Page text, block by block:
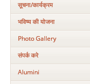
सूचना/कार्यक्रम
भविष्य की योजना
Photo Gallery
संपर्क करे
Alumini